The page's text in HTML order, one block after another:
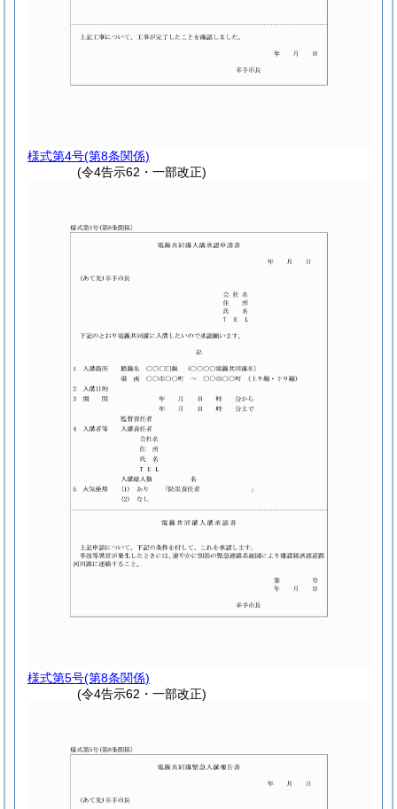
様式第4号(第8条関係)
(令4告示62・一部改正)
様式第5号(第8条関係)
(令4告示62・一部改正)